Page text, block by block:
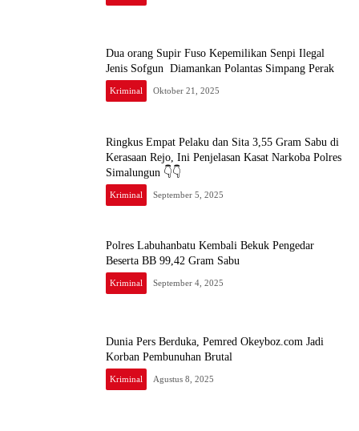
Dua orang Supir Fuso Kepemilikan Senpi Ilegal
Jenis Sofgun Diamankan Polantas Simpang Perak
Kriminal Oktober 21, 2025
Ringkus Empat Pelaku dan Sita 3,55 Gram Sabu di
Kerasaan Rejo, Ini Penjelasan Kasat Narkoba Polres
Simalungun 👇👇
Kriminal September 5, 2025
Polres Labuhanbatu Kembali Bekuk Pengedar
Beserta BB 99,42 Gram Sabu
Kriminal September 4, 2025
Dunia Pers Berduka, Pemred Okeyboz.com Jadi
Korban Pembunuhan Brutal
Kriminal Agustus 8, 2025